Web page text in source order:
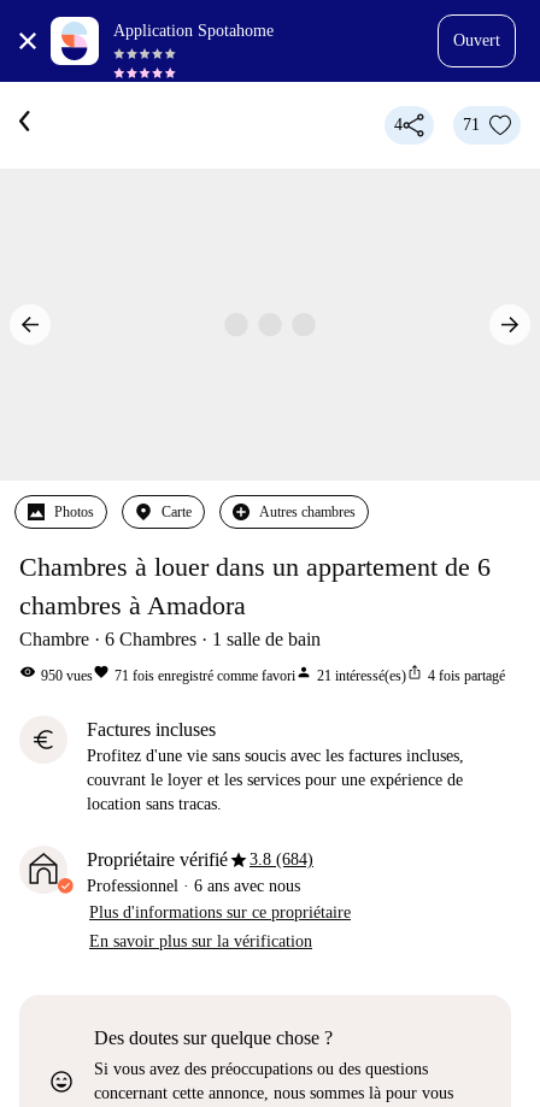
Application Spotahome
Ouvert
4 71
Photos Carte Autres chambres
Chambres à louer dans un appartement de 6
chambres à Amadora
Chambre 6 Chambres 1 salle de bain
visibility 950 vuesfavorite 71 fois enregistré comme favoriperson 21 intéressé(es)ios_share 4 fois partagé
euro Factures incluses
Profitez d'une vie sans soucis avec les factures incluses,
couvrant le loyer et les services pour une expérience de
location sans tracas.
Propriétaire vérifiéstar3.8 (684)
Professionnel · 6 ans avec nous
Plus d'informations sur ce propriétaire
En savoir plus sur la vérification
sentiment_very_satisfied
Des doutes sur quelque chose ?
Si vous avez des préoccupations ou des questions
concernant cette annonce, nous sommes là pour vous